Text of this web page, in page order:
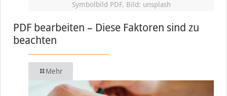
Symbolbild PDF, Bild: unsplash
PDF bearbeiten – Diese Faktoren sind zu
beachten
Mehr